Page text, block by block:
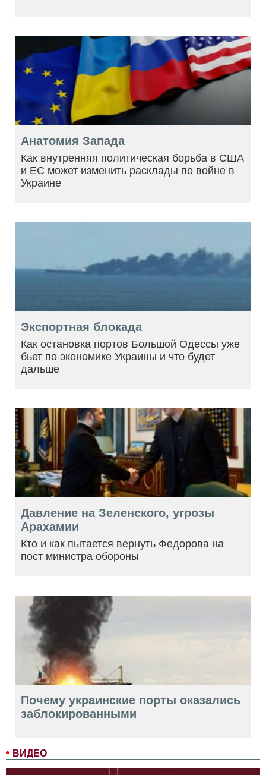
ВИДЕО
Анатомия Запада
Как внутренняя политическая борьба в США
и ЕС может изменить расклады по войне в
Украине
Экспортная блокада
Как остановка портов Большой Одессы уже
бьет по экономике Украины и что будет
дальше
Давление на Зеленского, угрозы
Арахамии
Кто и как пытается вернуть Федорова на
пост министра обороны
Почему украинские порты оказались
заблокированными